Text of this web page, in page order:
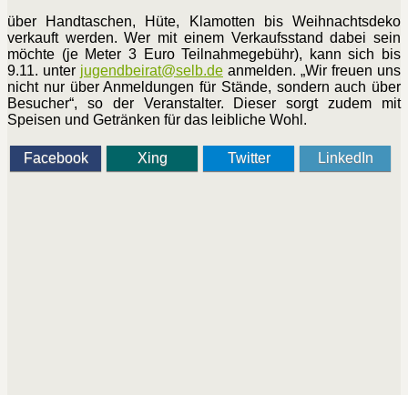
über Handtaschen, Hüte, Klamotten bis Weihnachtsdeko
verkauft werden. Wer mit einem Verkaufsstand dabei sein
möchte (je Meter 3 Euro Teilnahmegebühr), kann sich bis
9.11. unter jugendbeirat​@​selb.de anmelden. „Wir freuen uns
nicht nur über Anmeldungen für Stände, sondern auch über
Besucher“, so der Veranstalter. Dieser sorgt zudem mit
Speisen und Getränken für das leibliche Wohl.
Facebook Xing Twitter LinkedIn